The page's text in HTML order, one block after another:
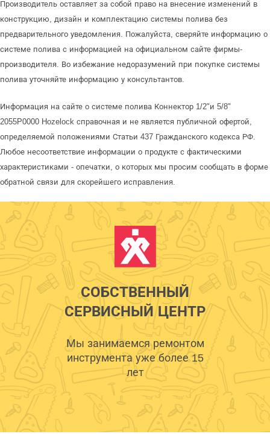
Производитель оставляет за собой право на внесение изменений в
конструкцию, дизайн и комплектацию системы полива без
предварительного уведомления. Пожалуйста, сверяйте информацию о
системе полива с информацией на официальном сайте фирмы-
производителя. Во избежание недоразумений при покупке системы
полива уточняйте информацию у консультантов.
Информация на сайте о системе полива Коннектор 1/2"и 5/8"
2055P0000 Hozelock справочная и не является публичной офертой,
определяемой положениями Статьи 437 Гражданского кодекса РФ.
Любое несоответствие информации о продукте с фактическими
характеристиками - опечатки, о которых мы просим сообщать в форме
обратной связи для скорейшего исправления.
СОБСТВЕННЫЙ
СЕРВИСНЫЙ ЦЕНТР
Мы занимаемся ремонтом
инструмента уже более 15
лет